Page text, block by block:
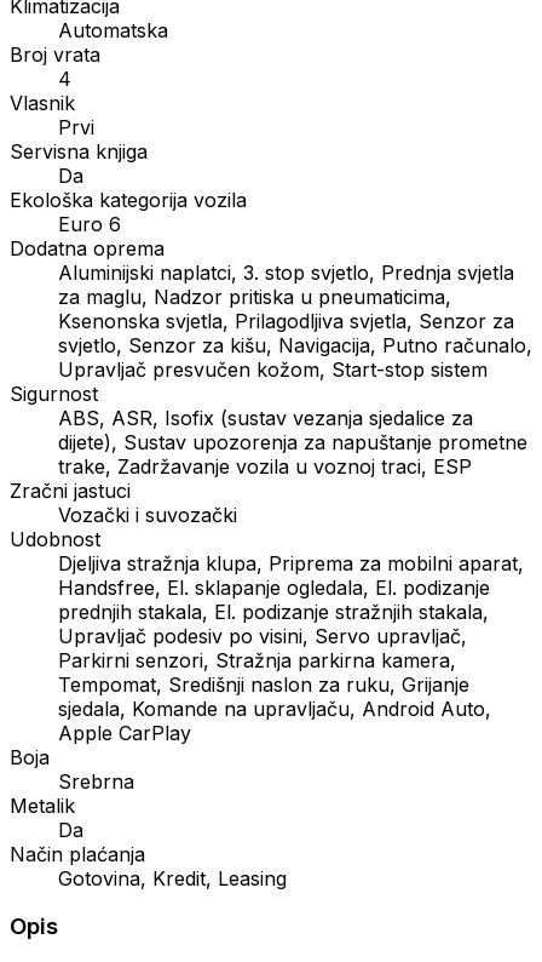
Klimatizacija
Automatska
Broj vrata
4
Vlasnik
Prvi
Servisna knjiga
Da
Ekološka kategorija vozila
Euro 6
Dodatna oprema
Aluminijski naplatci, 3. stop svjetlo, Prednja svjetla
za maglu, Nadzor pritiska u pneumaticima,
Ksenonska svjetla, Prilagodljiva svjetla, Senzor za
svjetlo, Senzor za kišu, Navigacija, Putno računalo,
Upravljač presvučen kožom, Start-stop sistem
Sigurnost
ABS, ASR, Isofix (sustav vezanja sjedalice za
dijete), Sustav upozorenja za napuštanje prometne
trake, Zadržavanje vozila u voznoj traci, ESP
Zračni jastuci
Vozački i suvozački
Udobnost
Djeljiva stražnja klupa, Priprema za mobilni aparat,
Handsfree, El. sklapanje ogledala, El. podizanje
prednjih stakala, El. podizanje stražnjih stakala,
Upravljač podesiv po visini, Servo upravljač,
Parkirni senzori, Stražnja parkirna kamera,
Tempomat, Središnji naslon za ruku, Grijanje
sjedala, Komande na upravljaču, Android Auto,
Apple CarPlay
Boja
Srebrna
Metalik
Da
Način plaćanja
Gotovina, Kredit, Leasing
Opis